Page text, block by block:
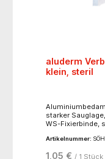
aluderm
klein, steril
starker
WS-Fixierbinde,
m (ged.) x 6 cm,
Artikelnummer:
1,05 € / 1 Stück